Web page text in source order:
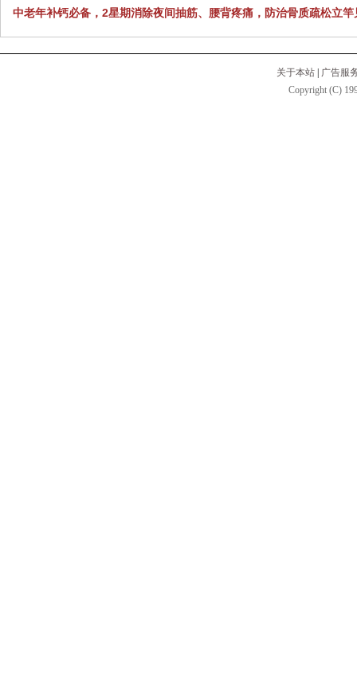
中老年补钙必备，2星期消除夜间抽筋、腰背疼痛，防治骨质疏松立竿
关于本站 | 广告服
Copyright (C)